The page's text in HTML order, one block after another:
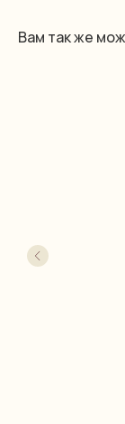
Вам так же